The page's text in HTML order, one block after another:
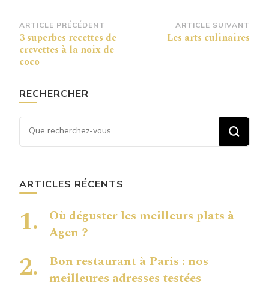
Navigation
d’article
ARTICLE PRÉCÉDENT
3 superbes recettes de
crevettes à la noix de
coco
ARTICLE SUIVANT
Les arts culinaires
RECHERCHER
Vous recherchiez quelque
chose ?
ARTICLES RÉCENTS
Où déguster les meilleurs plats à
Agen ?
Bon restaurant à Paris : nos
meilleures adresses testées